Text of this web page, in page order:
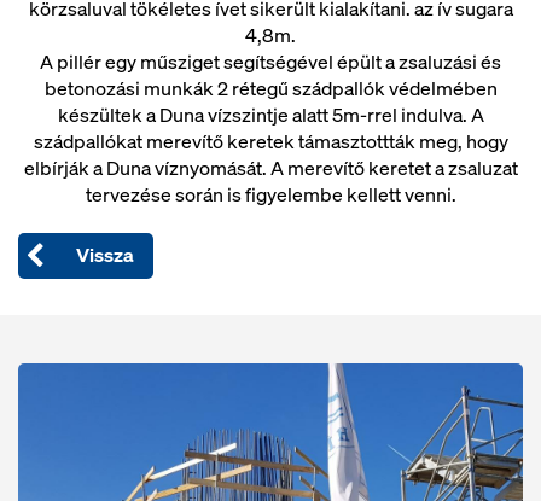
körzsaluval tökéletes ívet sikerült kialakítani. az ív sugara
4,8m.
A pillér egy műsziget segítségével épült a zsaluzási és
betonozási munkák 2 rétegű szádpallók védelmében
készültek a Duna vízszintje alatt 5m-rrel indulva. A
szádpallókat merevítő keretek támasztottták meg, hogy
elbírják a Duna víznyomását. A merevítő keretet a zsaluzat
tervezése során is figyelembe kellett venni.
Vissza
Open